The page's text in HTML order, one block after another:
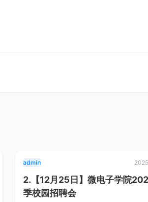
admin
2.【12月25日】微电子学院
季校园招聘会